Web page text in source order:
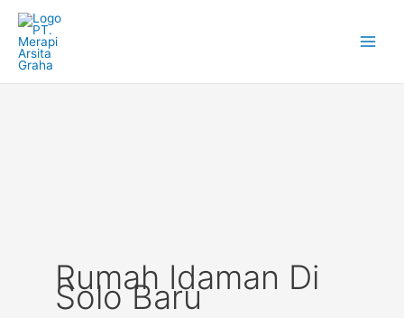
content
Rumah Idaman Di
Solo Baru